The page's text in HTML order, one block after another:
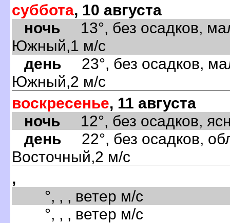
суббота, 10 августа
ночь 13°, без осадков,
Южный,1 м/с
день 23°, без осадков,
Южный,2 м/с
воскресенье, 11 августа
ночь 12°, без осадков,
день 22°, без осадков,
Восточный,2 м/с
,
°, , , ветер м/с
°, , , ветер м/с